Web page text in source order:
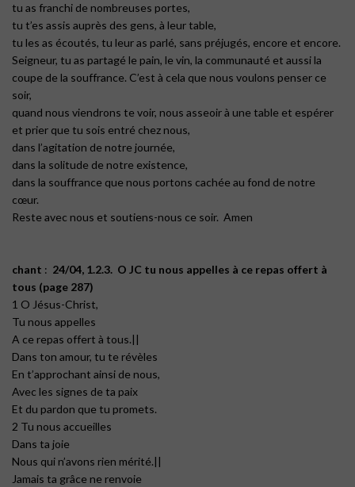
tu as franchi de nombreuses portes,
tu t’es assis auprès des gens, à leur table,
tu les as écoutés, tu leur as parlé, sans préjugés, encore et encore.
Seigneur, tu as partagé le pain, le vin, la communauté et aussi la
coupe de la souffrance. C’est à cela que nous voulons penser ce
soir,
quand nous viendrons te voir, nous asseoir à une table et espérer
et prier que tu sois entré chez nous,
dans l’agitation de notre journée,
dans la solitude de notre existence,
dans la souffrance que nous portons cachée au fond de notre
cœur.
Reste avec nous et soutiens-nous ce soir. Amen
chant : 24/04, 1.2.3. O JC tu nous appelles à ce repas offert à
tous (page 287)
1 O Jésus-Christ,
Tu nous appelles
A ce repas offert à tous.||
Dans ton amour, tu te révèles
En t’approchant ainsi de nous,
Avec les signes de ta paix
Et du pardon que tu promets.
2 Tu nous accueilles
Dans ta joie
Nous qui n’avons rien mérité.||
Jamais ta grâce ne renvoie